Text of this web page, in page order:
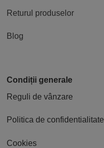
Returul produselor
Blog
Condiții generale
Reguli de vânzare
Politica de confidentialitate
Cookies